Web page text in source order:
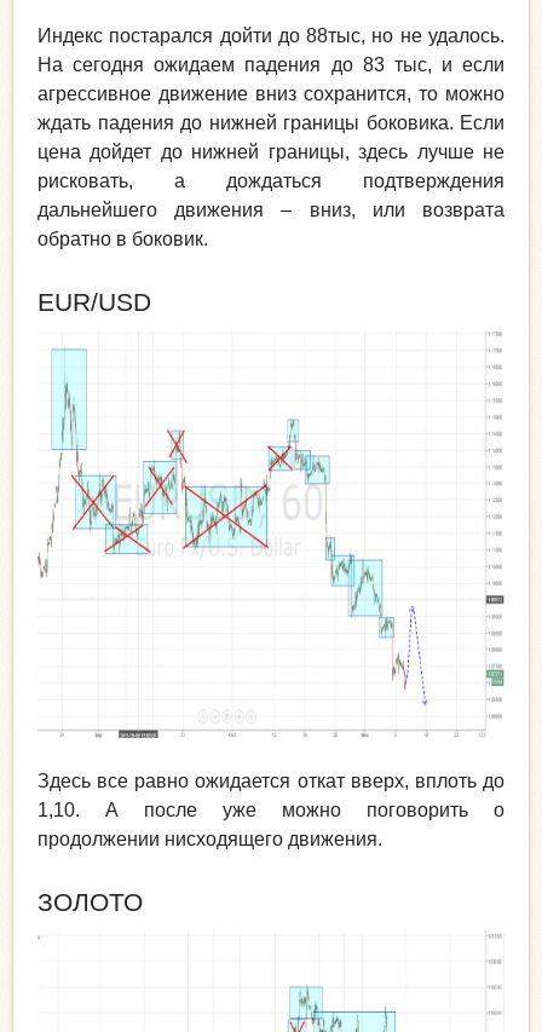
Индекс постарался дойти до 88тыс, но не удалось.
На сегодня ожидаем падения до 83 тыс, и если
агрессивное движение вниз сохранится, то можно
ждать падения до нижней границы боковика. Если
цена дойдет до нижней границы, здесь лучше не
рисковать, а дождаться подтверждения
дальнейшего движения – вниз, или возврата
обратно в боковик.
EUR/USD
Здесь все равно ожидается откат вверх, вплоть до
1,10. А после уже можно поговорить о
продолжении нисходящего движения.
ЗОЛОТО